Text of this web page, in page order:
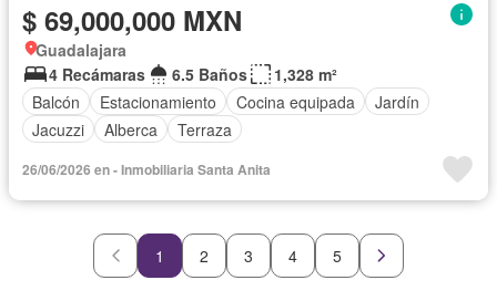
$ 69,000,000 MXN
Guadalajara
4 Recámaras
6.5 Baños
1,328 m²
Balcón
Estacionamiento Cocina equipada
Jardín
Jacuzzi
Alberca Terraza
26/06/2026 en - Inmobiliaria Santa Anita
1 2 3 4 5